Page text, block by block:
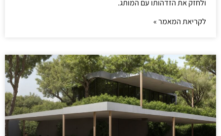
ולחזק את הזדהותו עם המותג.
לקריאת המאמר »